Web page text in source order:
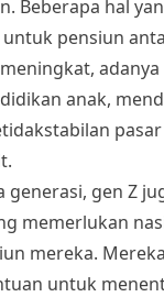
Beberapa hal
pensiun
anak,
generasi, gen Z
memerlukan
mereka.
untuk